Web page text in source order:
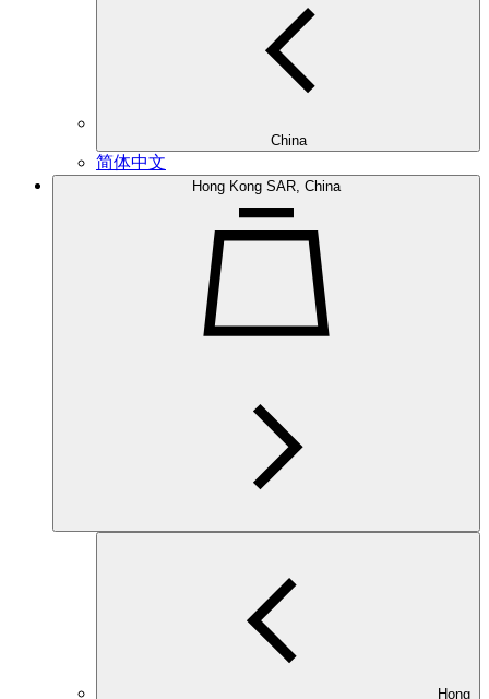
China
简体中文
Hong Kong SAR, China